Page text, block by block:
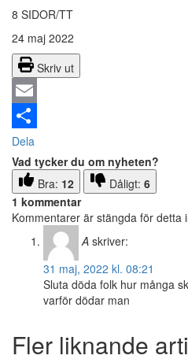
8 SIDOR/TT
24 maj 2022
Skriv ut
Email
Dela
Vad tycker du om nyheten?
Bra: 12 Dåligt: 6
1 kommentar
Kommentarer är stängda för detta
A skriver:
31 maj, 2022 kl. 08:21
Sluta döda folk hur många
varför dödar man
Fler liknande